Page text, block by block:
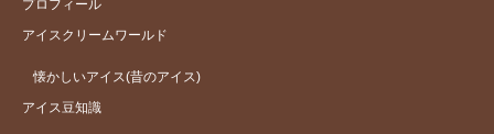
プロフィール
アイスクリームワールド
懐かしいアイス(昔のアイス)
アイス豆知識